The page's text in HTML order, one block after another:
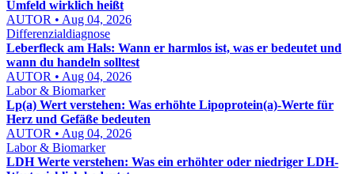
Umfeld wirklich heißt
AUTOR • Aug 04, 2026
Differenzialdiagnose
Leberfleck am Hals: Wann er harmlos ist, was er bedeutet und
wann du handeln solltest
AUTOR • Aug 04, 2026
Labor & Biomarker
Lp(a) Wert verstehen: Was erhöhte Lipoprotein(a)-Werte für
Herz und Gefäße bedeuten
AUTOR • Aug 04, 2026
Labor & Biomarker
LDH Werte verstehen: Was ein erhöhter oder niedriger LDH-